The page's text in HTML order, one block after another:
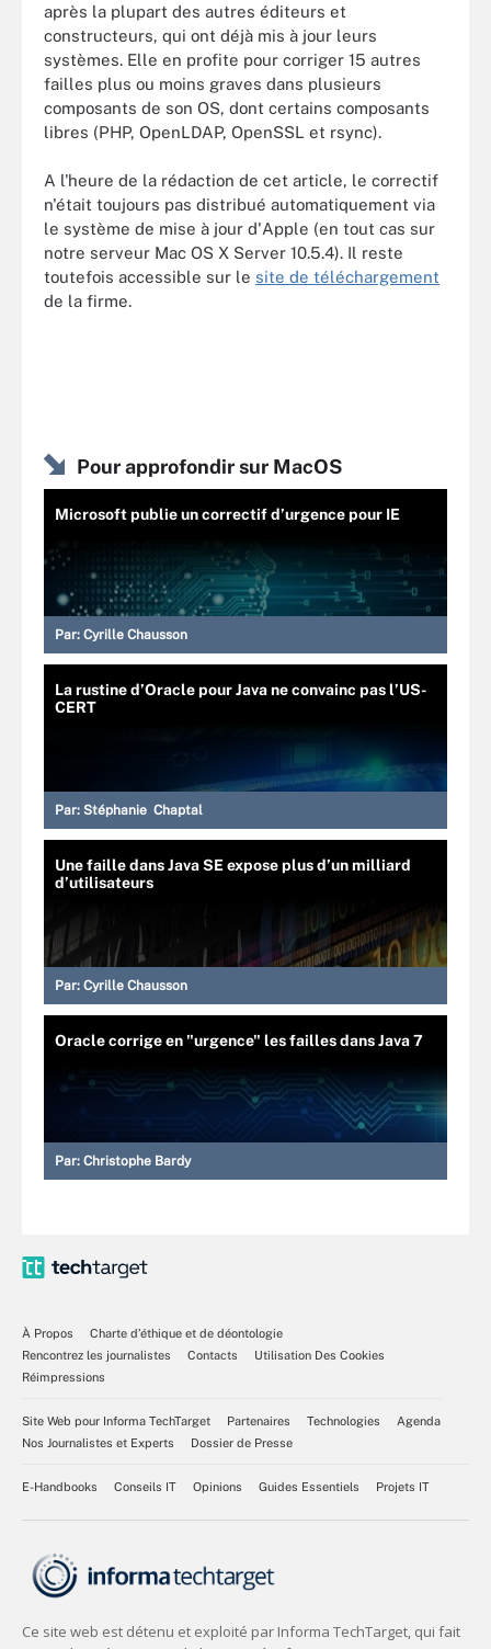
après la plupart des autres éditeurs et
constructeurs, qui ont déjà mis à jour leurs
systèmes. Elle en profite pour corriger 15 autres
failles plus ou moins graves dans plusieurs
composants de son OS, dont certains composants
libres (PHP, OpenLDAP, OpenSSL et rsync).
A l'heure de la rédaction de cet article, le correctif
n'était toujours pas distribué automatiquement via
le système de mise à jour d'Apple (en tout cas sur
notre serveur Mac OS X Server 10.5.4). Il reste
toutefois accessible sur le site de téléchargement
de la firme.
Pour approfondir sur MacOS
Microsoft publie un correctif d’urgence pour IE
Par: Cyrille Chausson
La rustine d’Oracle pour Java ne convainc pas l’US-
CERT
Par: Stéphanie Chaptal
Une faille dans Java SE expose plus d’un milliard
d’utilisateurs
Par: Cyrille Chausson
Oracle corrige en "urgence" les failles dans Java 7
Par: Christophe Bardy
À Propos
Charte d’éthique et de déontologie
Rencontrez les journalistes
Contacts
Utilisation Des Cookies
Réimpressions
Site Web pour Informa TechTarget Partenaires Technologies
Agenda
Nos Journalistes et Experts
Dossier de Presse
E-Handbooks Conseils IT Opinions Guides Essentiels Projets IT